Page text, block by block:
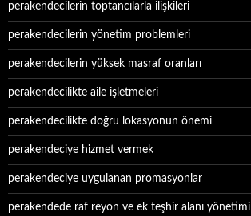
perakendecilerin toptancılarla ilişkileri
perakendecilerin yönetim problemleri
perakendecilerin yüksek masraf oranları
perakendecilikte aile işletmeleri
perakendecilikte doğru lokasyonun önemi
perakendeciye hizmet vermek
perakendeciye uygulanan promasyonlar
perakendede raf reyon ve ek teşhir alanı yönetimi